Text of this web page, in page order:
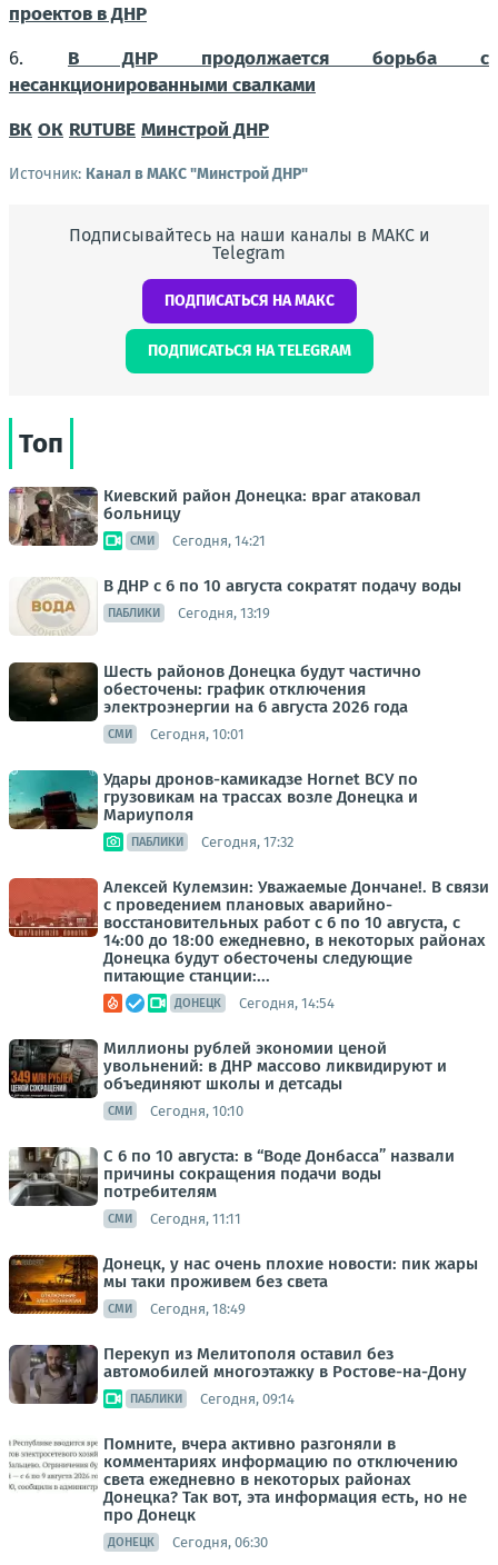
проектов в ДНР
6. В ДНР продолжается борьба с
несанкционированными свалками
ВК ОК RUTUBE Минстрой ДНР
Источник: Канал в МАКС "Минстрой ДНР"
Подписывайтесь на наши каналы в МАКС и
Telegram
ПОДПИСАТЬСЯ НА МАКС
ПОДПИСАТЬСЯ НА TELEGRAM
Топ
Киевский район Донецка: враг атаковал
больницу
СМИ Сегодня, 14:21
В ДНР с 6 по 10 августа сократят подачу воды
ПАБЛИКИ Сегодня, 13:19
Шесть районов Донецка будут частично
обесточены: график отключения
электроэнергии на 6 августа 2026 года
СМИ Сегодня, 10:01
Удары дронов-камикадзе Hornet ВСУ по
грузовикам на трассах возле Донецка и
Мариуполя
ПАБЛИКИ Сегодня, 17:32
Алексей Кулемзин: Уважаемые Дончане!. В связи
с проведением плановых аварийно-
восстановительных работ с 6 по 10 августа, с
14:00 до 18:00 ежедневно, в некоторых районах
Донецка будут обесточены следующие
питающие станции:...
ДОНЕЦК Сегодня, 14:54
Миллионы рублей экономии ценой
увольнений: в ДНР массово ликвидируют и
объединяют школы и детсады
СМИ Сегодня, 10:10
С 6 по 10 августа: в “Воде Донбасса” назвали
причины сокращения подачи воды
потребителям
СМИ Сегодня, 11:11
Донецк, у нас очень плохие новости: пик жары
мы таки проживем без света
СМИ Сегодня, 18:49
Перекуп из Мелитополя оставил без
автомобилей многоэтажку в Ростове-на-Дону
ПАБЛИКИ Сегодня, 09:14
Помните, вчера активно разгоняли в
комментариях информацию по отключению
света ежедневно в некоторых районах
Донецка? Так вот, эта информация есть, но не
про Донецк
ДОНЕЦК Сегодня, 06:30